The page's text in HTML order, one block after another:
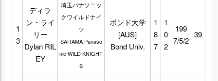
1
3
ディラ
ン・ライ
リー
Dylan RIL
EY
埼玉パナソニッ
クワイルドナイ
ツ
SAITAMA Panaso
nic WILD KNIGHT
S
ボンド大学
[AUS]
Bond Univ.
1
8
7
1
0
2
199
7/5/2
39